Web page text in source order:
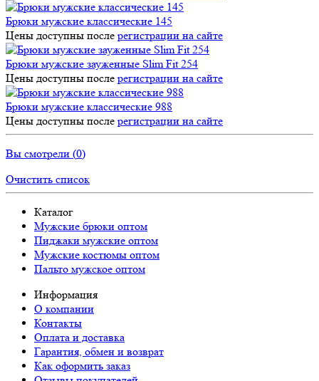
Брюки мужские классические 145
Цены доступны после регистрации на сайте
Брюки мужские зауженные Slim Fit 254
Цены доступны после регистрации на сайте
Брюки мужские классические 988
Цены доступны после регистрации на сайте
Вы смотрели (0)
Очистить список
Каталог
Мужские брюки оптом
Пиджаки мужские оптом
Мужские костюмы оптом
Пальто мужское оптом
Информация
О компании
Контакты
Оплата и доставка
Гарантия, обмен и возврат
Как оформить заказ